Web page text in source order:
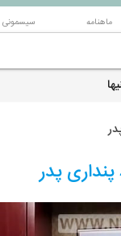
ماهنامه سیسمونی
پدر